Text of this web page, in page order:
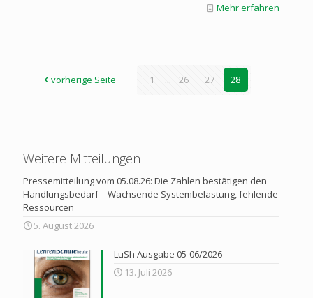
Mehr erfahren
vorherige Seite 1 ... 26 27 28
Weitere Mitteilungen
Pressemitteilung vom 05.08.26: Die Zahlen bestätigen den
Handlungsbedarf – Wachsende Systembelastung, fehlende
Ressourcen
5. August 2026
LuSh Ausgabe 05-06/2026
13. Juli 2026